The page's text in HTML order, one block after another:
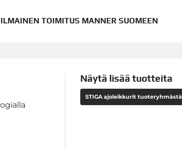
ILMAINEN TOIMITUS MANNER SUOMEEN
Näytä lisää tuotteita
STIGA ajoleikkurit tuoteryhmästä